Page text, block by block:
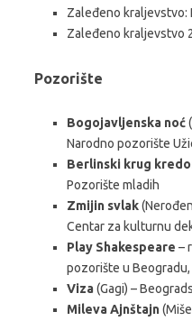
Zaleđeno kraljevstvo:
Zaleđeno kraljevstvo
Pozorište
Bogojavljenska noć
Narodno pozorište
Berlinski krug
Pozorište mladih
Zmijin svlak
Centar za kulturnu
Play Shakespeare –
pozorište u Beogradu,
Viza(Gagi) –
Mileva Ajnštajn